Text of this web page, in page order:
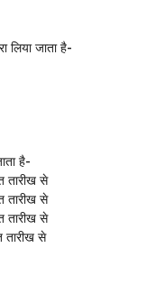
लिया जाता है-
है-
तारीख से
तारीख से
तारीख से
तारीख से